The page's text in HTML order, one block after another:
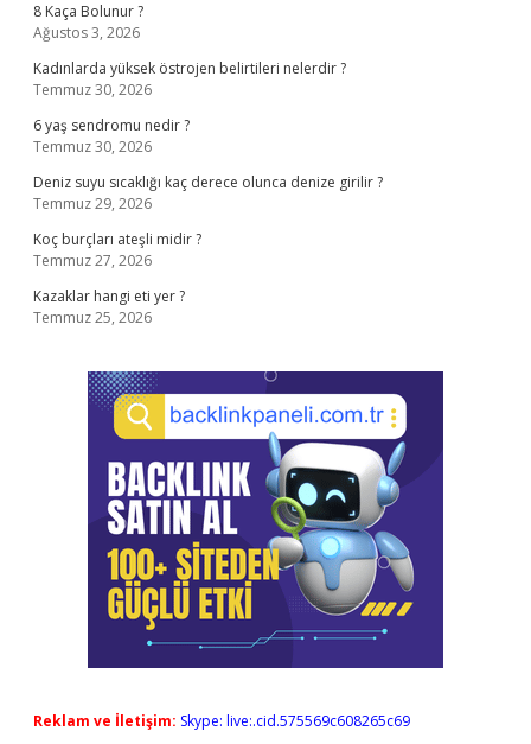
8 Kaça Bolunur ?
Ağustos 3, 2026
Kadınlarda yüksek östrojen belirtileri nelerdir ?
Temmuz 30, 2026
6 yaş sendromu nedir ?
Temmuz 30, 2026
Deniz suyu sıcaklığı kaç derece olunca denize girilir ?
Temmuz 29, 2026
Koç burçları ateşli midir ?
Temmuz 27, 2026
Kazaklar hangi eti yer ?
Temmuz 25, 2026
Reklam ve İletişim: Skype: live:.cid.575569c608265c69